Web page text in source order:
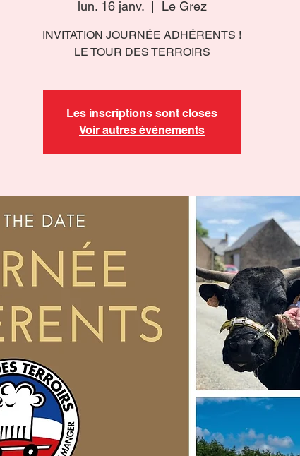
lun. 16 janv.
  |
Le Grez
INVITATION JOURNÉE ADHÉRENTS !
LE TOUR DES TERROIRS
Les inscriptions sont closes
Voir autres événements